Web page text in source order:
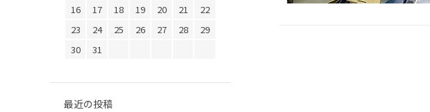
16
17 18 19 20 21
22
23
24 25 26 27 28
29
30
31
最近の投稿